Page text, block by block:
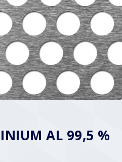
AL 99,5 %